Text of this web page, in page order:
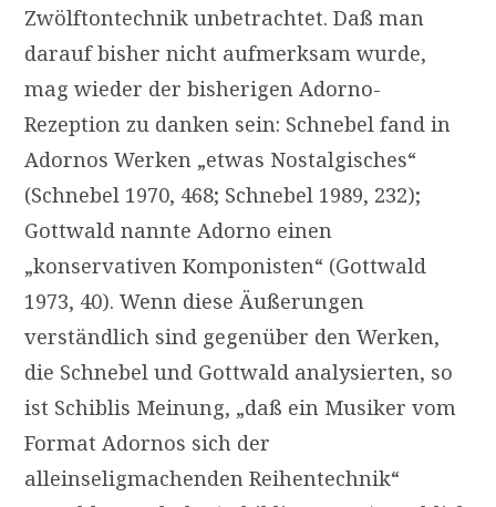
Zwölftontechnik unbetrachtet. Daß man
darauf bisher nicht aufmerksam wurde,
mag wieder der bisherigen Adorno-
Rezeption zu danken sein: Schnebel fand in
Adornos Werken „etwas Nostalgisches“
(Schnebel 1970, 468; Schnebel 1989, 232);
Gottwald nannte Adorno einen
„konservativen Komponisten“ (Gottwald
1973, 40). Wenn diese Äußerungen
verständlich sind gegenüber den Werken,
die Schnebel und Gottwald analysierten, so
ist Schiblis Meinung, „daß ein Musiker vom
Format Adornos sich der
alleinseligmachenden Reihentechnik“